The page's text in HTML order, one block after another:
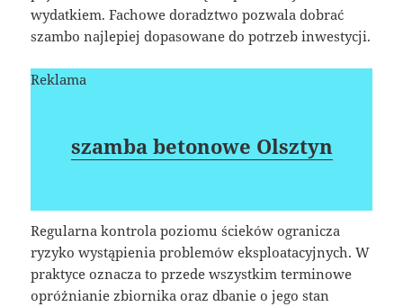
wydatkiem. Fachowe doradztwo pozwala dobrać
szambo najlepiej dopasowane do potrzeb inwestycji.
Reklama
szamba betonowe Olsztyn
Regularna kontrola poziomu ścieków ogranicza
ryzyko wystąpienia problemów eksploatacyjnych. W
praktyce oznacza to przede wszystkim terminowe
opróżnianie zbiornika oraz dbanie o jego stan